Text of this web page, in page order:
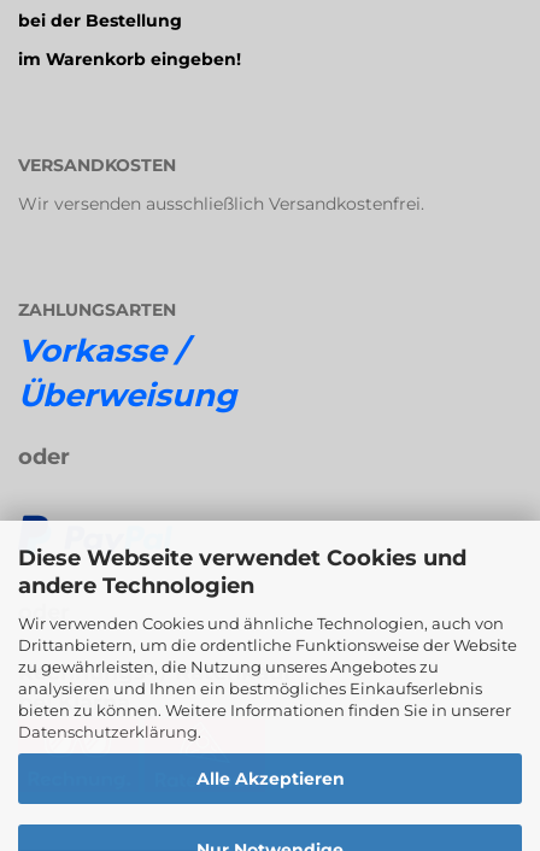
Diese Webseite verwendet Cookies und
andere Technologien
Wir verwenden Cookies und ähnliche Technologien, auch von
Drittanbietern, um die ordentliche Funktionsweise der Website
zu gewährleisten, die Nutzung unseres Angebotes zu
analysieren und Ihnen ein bestmögliches Einkaufserlebnis
bieten zu können. Weitere Informationen finden Sie in unserer
Datenschutzerklärung.
Alle Akzeptieren
bei der Bestellung
im Warenkorb eingeben!
VERSANDKOSTEN
Wir versenden ausschließlich Versandkostenfrei.
ZAHLUNGSARTEN
Vorkasse /
Überweisung
oder
oder
Rechnungs- / Ratenkauf
bei Klarna